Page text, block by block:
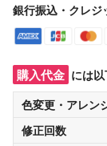
銀行振込・クレジ
購入代金 には
色変更・アレン
修正回数